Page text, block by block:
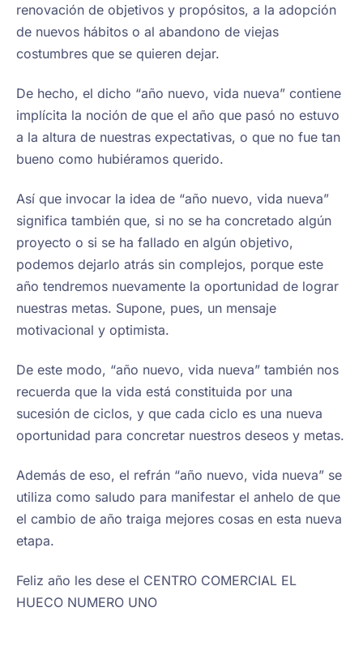
renovación de objetivos y propósitos, a la adopción
de nuevos hábitos o al abandono de viejas
costumbres que se quieren dejar.
De hecho, el dicho “año nuevo, vida nueva” contiene
implícita la noción de que el año que pasó no estuvo
a la altura de nuestras expectativas, o que no fue tan
bueno como hubiéramos querido.
Así que invocar la idea de “año nuevo, vida nueva”
significa también que, si no se ha concretado algún
proyecto o si se ha fallado en algún objetivo,
podemos dejarlo atrás sin complejos, porque este
año tendremos nuevamente la oportunidad de lograr
nuestras metas. Supone, pues, un mensaje
motivacional y optimista.
De este modo, “año nuevo, vida nueva” también nos
recuerda que la vida está constituida por una
sucesión de ciclos, y que cada ciclo es una nueva
oportunidad para concretar nuestros deseos y metas.
Además de eso, el refrán “año nuevo, vida nueva” se
utiliza como saludo para manifestar el anhelo de que
el cambio de año traiga mejores cosas en esta nueva
etapa.
Feliz año les dese el CENTRO COMERCIAL EL
HUECO NUMERO UNO